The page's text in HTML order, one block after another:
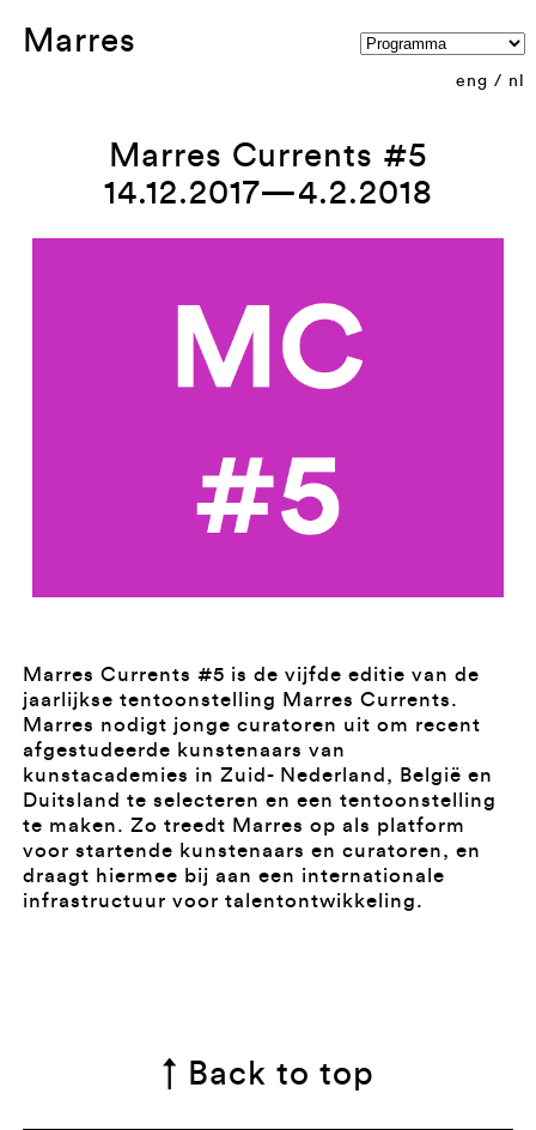
Marres
eng / nl
Marres Currents #5
14.12.2017—4.2.2018
Marres Currents #5 is de vijfde editie van de
jaarlijkse tentoonstelling Marres Currents.
Marres nodigt jonge curatoren uit om recent
afgestudeerde kunstenaars van
kunstacademies in Zuid- Nederland, België en
Duitsland te selecteren en een tentoonstelling
te maken. Zo treedt Marres op als platform
voor startende kunstenaars en curatoren, en
draagt hiermee bij aan een internationale
infrastructuur voor talentontwikkeling.
↑ Back to top